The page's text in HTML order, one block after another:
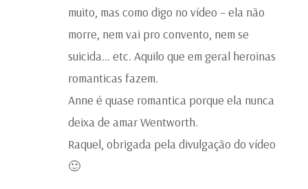
muito, mas como digo no vídeo – ela não
morre, nem vai pro convento, nem se
suicida… etc. Aquilo que em geral heroinas
romanticas fazem.
Anne é quase romantica porque ela nunca
deixa de amar Wentworth.
Raquel, obrigada pela divulgação do vídeo
🙂